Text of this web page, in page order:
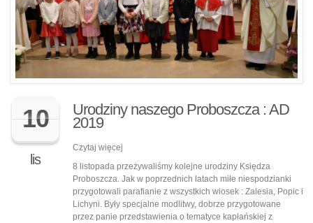
10
lis
Urodziny naszego Proboszcza : AD
2019
Czytaj więcej
8 listopada przeżywaliśmy kolejne urodziny Księdza
Proboszcza. Jak w poprzednich latach miłe niespodzianki
przygotowali parafianie z wszystkich wiosek : Zalesia, Popic i
Lichyni. Były specjalne modlitwy, dobrze przygotowane
przez panie przedstawienia o tematyce kapłańskiej z